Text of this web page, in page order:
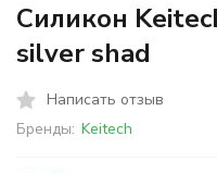
Силикон
silver shad
Написать отзыв
Бренды: Keitech